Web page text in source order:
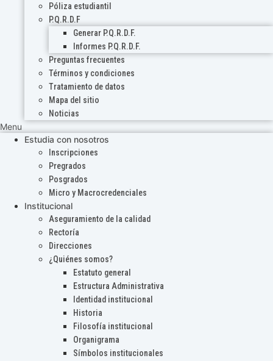
Póliza estudiantil
P.Q.R.D.F
Generar P.Q.R.D.F.
Informes P.Q.R.D.F.
Preguntas frecuentes
Términos y condiciones
Tratamiento de datos
Mapa del sitio
Noticias
Menu
Estudia con nosotros
Inscripciones
Pregrados
Posgrados
Micro y Macrocredenciales
Institucional
Aseguramiento de la calidad
Rectoría
Direcciones
¿Quiénes somos?
Estatuto general
Estructura Administrativa
Identidad institucional
Historia
Filosofía institucional
Organigrama
Símbolos institucionales